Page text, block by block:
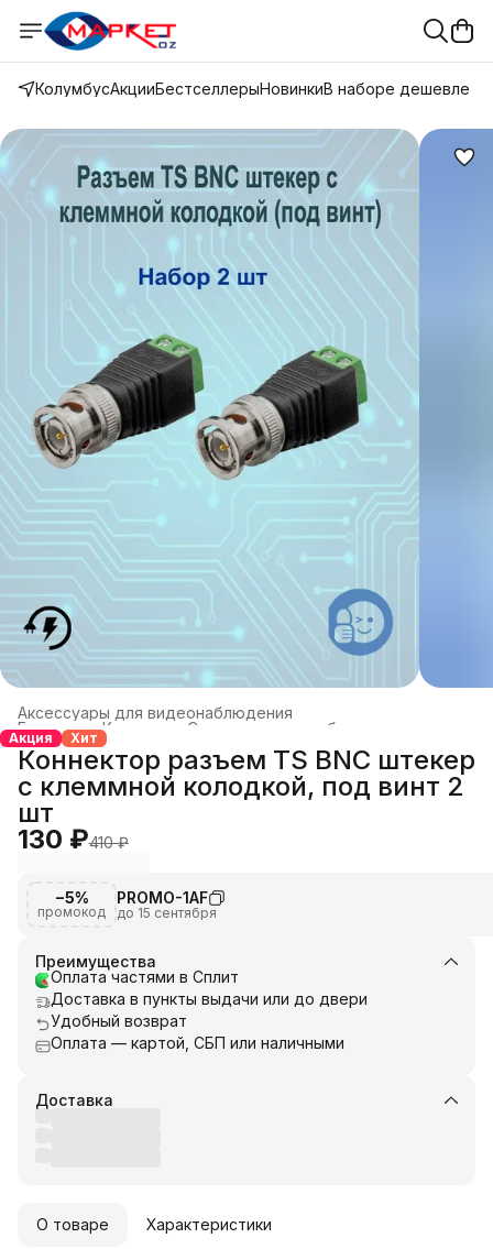
КолумбусАкцииБестселлерыНовинкиВ наборе дешевле
Аксессуары для видеонаблюдения
Системы видеонаблюдения
Каталог
Главная ›
Акция Хит
Коннектор разъем TS BNC штекер
с клеммной колодкой, под винт 2
шт
130 ₽410 ₽
−5%
промокод
PROMO-1AF
до 15 сентября
Преимущества
Оплата частями в Сплит
Доставка в пункты выдачи или до двери
Удобный возврат
Оплата — картой, СБП или наличными
Доставка
О товаре Характеристики